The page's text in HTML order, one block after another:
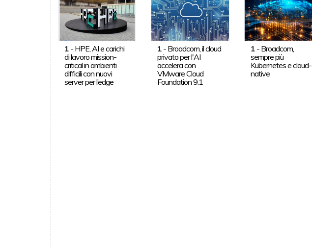
1- HPE, AI e carichi
di lavoro mission-
critical in ambienti
difficili con nuovi
server per l’edge
1 - Broadcom, il cloud
privato per l'AI
accelera con
VMware Cloud
Foundation 9.1
1- Broadcom,
sempre più
Kubernetes e cloud-
native